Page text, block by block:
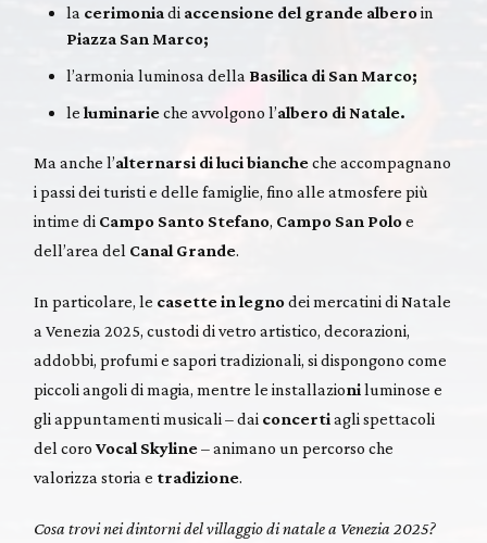
la cerimonia di accensione del grande alberoin
Piazza San Marco;
l’armonia luminosa della Basilica di San Marco;
leluminarieche avvolgono l’albero di Natale.
Ma anche l’alternarsi di luci biancheche accompagnano
i passi dei turisti e delle famiglie, fino alle atmosfere più
intime di Campo Santo Stefano, Campo San Poloe
dell’area del Canal Grande.
In particolare, le casette in legnodei mercatini di Natale
a Venezia 2025, custodi di vetro artistico, decorazioni,
addobbi, profumi e sapori tradizionali, si dispongono come
piccoli angoli di magia, mentre le installazioniluminose e
gli appuntamenti musicali – dai concertiagli spettacoli
del coroVocal Skyline– animano un percorso che
valorizza storia e tradizione.
Cosa trovi nei dintorni del villaggio di natale a Venezia 2025?